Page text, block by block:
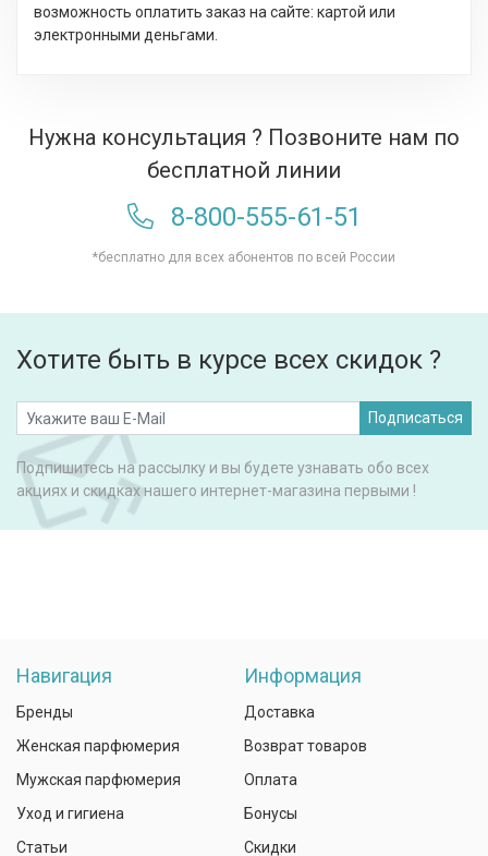
возможность оплатить заказ на сайте: картой или
электронными деньгами.
Нужна консультация ? Позвоните нам по
бесплатной линии
8-800-555-61-51
*бесплатно для всех абонентов по всей России
Хотите быть в курсе всех скидок ?
Подписаться
Подпишитесь на рассылку и вы будете узнавать обо всех
акциях и скидках нашего интернет-магазина первыми !
Навигация
Бренды
Женская парфюмерия
Мужская парфюмерия
Уход и гигиена
Статьи
Информация
Доставка
Возврат товаров
Оплата
Бонусы
Скидки